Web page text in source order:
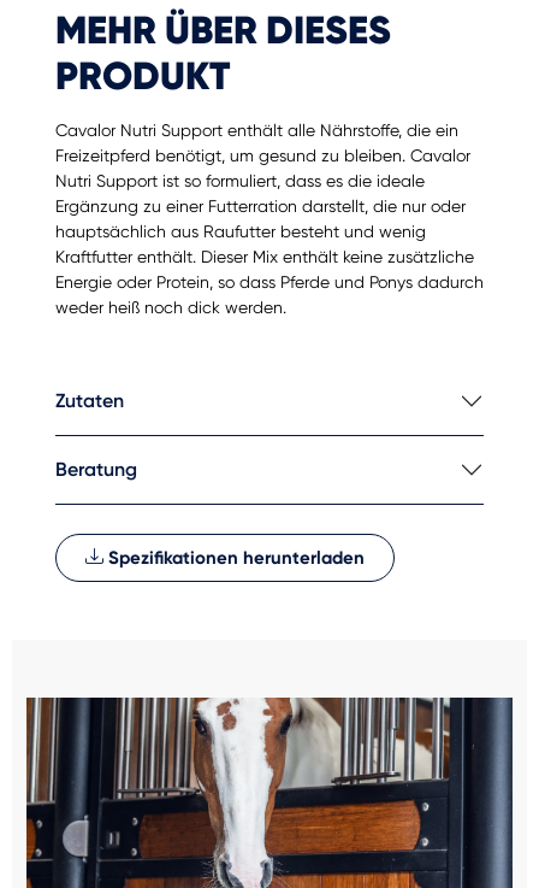
MEHR ÜBER DIESES
PRODUKT
Cavalor Nutri Support enthält alle Nährstoffe, die ein
Freizeitpferd benötigt, um gesund zu bleiben. Cavalor
Nutri Support ist so formuliert, dass es die ideale
Ergänzung zu einer Futterration darstellt, die nur oder
hauptsächlich aus Raufutter besteht und wenig
Kraftfutter enthält. Dieser Mix enthält keine zusätzliche
Energie oder Protein, so dass Pferde und Ponys dadurch
weder heiß noch dick werden.
Zutaten
Beratung
Spezifikationen herunterladen